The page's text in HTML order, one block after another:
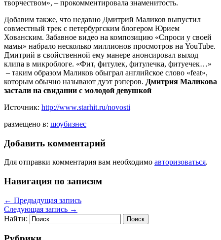
творчеством», – прокомментировала знаменитость.
Добавим также, что недавно Дмитрий Маликов выпустил
совместный трек с петербургским блогером Юрием
Хованским. Забавное видео на композицию «Спроси у своей
мамы» набрало несколько миллионов просмотров на YouTube.
Дмитрий в свойственной ему манере анонсировал выход
клипа в микроблоге. «Фит, фитулек, фитулечка, фитуечек…»
– таким образом Маликов обыграл английское слово «feat»,
которым обычно называют дуэт рэперов. Дмитрия Маликова
застали на свидании с молодой девушкой
Источник: http://www.starhit.ru/novosti
размещено в: шоубизнес
Добавить комментарий
Для отправки комментария вам необходимо авторизоваться.
Навигация по записям
← Предыдущая запись
Следующая запись →
Найти: